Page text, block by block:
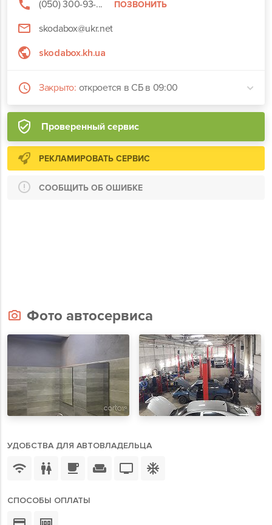
Проверенный сервис
(050) 300-93-...
ПОЗВОНИТЬ
skodabox@ukr.net
skodabox.kh.ua
Закрыто: откроется в СБ в 09:00
РЕКЛАМИРОВАТЬ СЕРВИС
СООБЩИТЬ ОБ ОШИБКЕ
Фото автосервиса
УДОБСТВА ДЛЯ АВТОВЛАДЕЛЬЦА
СПОСОБЫ ОПЛАТЫ